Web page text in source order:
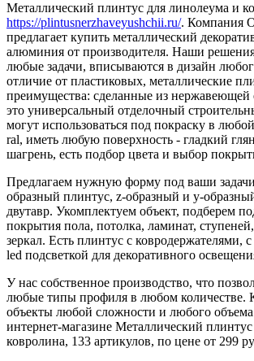
Металлический плинтус для линолеума и
https://plintusnerzhaveyushchii.ru/. Компания
предлагает купить металлический
алюминия от производителя. Наши
любые задачи, вписываются в дизайн
отличие от пластиковых, металлические
преимущества: сделанные из нержавеющей
это универсальный отделочный
могут использоваться под покраску в
ral, иметь любую поверхность - гладкий
шагрень, есть подбор цвета и выбор
Предлагаем нужную форму под ваши
образный плинтус, z-образный и y-
двутавр. Укомплектуем объект, подберем
покрытия пола, потолка, ламинат,
зеркал. Есть плинтус с ковродержателями,
led подсветкой для декоративного
У нас собственное производство, что
любые типы профиля в любом количестве.
объекты любой сложности и любого
интернет-магазине Металлический
ковролина, 133 артикулов, по цене от 299